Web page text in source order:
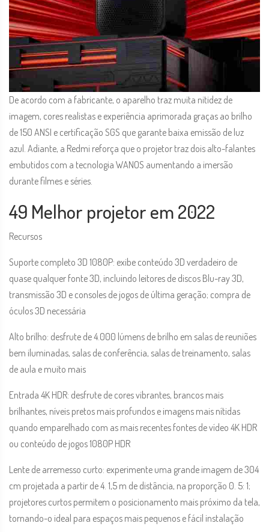
De acordo com a fabricante, o aparelho traz muita nitidez de
imagem, cores realistas e experiência aprimorada graças ao brilho
de 150 ANSI e certificação SGS que garante baixa emissão de luz
azul. Adiante, a Redmi reforça que o projetor traz dois alto-falantes
embutidos com a tecnologia WANOS aumentando a imersão
durante filmes e séries.
49 Melhor projetor em 2022
Recursos
Suporte completo 3D 1080P: exibe conteúdo 3D verdadeiro de
quase qualquer fonte 3D, incluindo leitores de discos Blu-ray 3D,
transmissão 3D e consoles de jogos de última geração; compra de
óculos 3D necessária
Alto brilho: desfrute de 4.000 lúmens de brilho em salas de reuniões
bem iluminadas, salas de conferência, salas de treinamento, salas
de aula e muito mais
Entrada 4K HDR: desfrute de cores vibrantes, brancos mais
brilhantes, níveis pretos mais profundos e imagens mais nítidas
quando emparelhado com as mais recentes fontes de vídeo 4K HDR
ou conteúdo de jogos 1080P HDR
Lente de arremesso curto: experimente uma grande imagem de 304
cm projetada a partir de 4. 1,5 m de distância, na proporção 0. 5: 1;
projetores curtos permitem o posicionamento mais próximo da tela,
tornando-o ideal para espaços mais pequenos e fácil instalação